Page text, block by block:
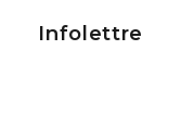
Infolettre